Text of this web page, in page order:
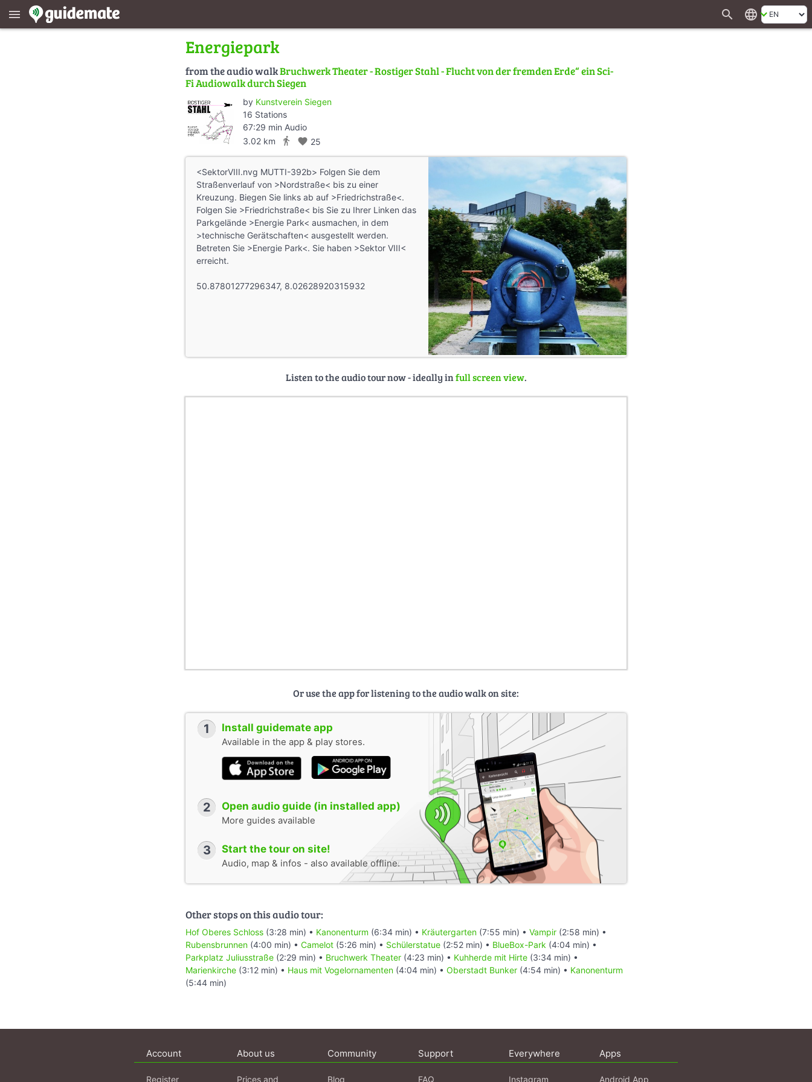
menu search language
Energiepark
from the audio walkBruchwerk Theater - Rostiger Stahl - Flucht von der fremden Erde“ ein Sci-
Fi Audiowalk durch Siegen
by Kunstverein Siegen
16 Stations
67:29 min Audio
3.02 km
directions_walk favorite 25
<SektorVIII.nvg MUTTI-392b> Folgen Sie dem
Straßenverlauf von >Nordstraße< bis zu einer
Kreuzung. Biegen Sie links ab auf >Friedrichstraße<.
Folgen Sie >Friedrichstraße< bis Sie zu Ihrer Linken das
Parkgelände >Energie Park< ausmachen, in dem
>technische Gerätschaften< ausgestellt werden.
Betreten Sie >Energie Park<. Sie haben >Sektor VIII<
erreicht.
50.87801277296347, 8.02628920315932
Listen to the audio tour now - ideally infull screen view.
Or use the app for listening to the audio walk on site:
1 Install guidemate app
Available in the app & play stores.
2 Open audio guide (in installed app)
More guides available
3 Start the tour on site!
Audio, map & infos - also available offline.
Other stops on this audio tour:
Hof Oberes Schloss (3:28 min) • Kanonenturm (6:34 min) • Kräutergarten (7:55 min) • Vampir (2:58 min) •
Rubensbrunnen (4:00 min) • Camelot (5:26 min) • Schülerstatue (2:52 min) • BlueBox-Park (4:04 min) •
Parkplatz Juliusstraße (2:29 min) • Bruchwerk Theater (4:23 min) • Kuhherde mit Hirte (3:34 min) •
Marienkirche (3:12 min) • Haus mit Vogelornamenten (4:04 min) • Oberstadt Bunker (4:54 min) • Kanonenturm
(5:44 min)
Account
Register
About us
Prices and
Community
Blog
Support
FAQ
Everywhere
Instagram
Apps
Android App